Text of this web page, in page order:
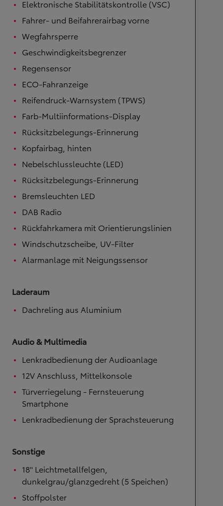
Elektronische Stabilitätskontrolle (VSC)
Fahrer- und Beifahrerairbag vorne
Wegfahrsperre
Geschwindigkeitsbegrenzer
Regensensor
ECO-Fahranzeige
Reifendruck-Warnsystem (TPWS)
Farb-Multiinformations-Display
Rücksitzbelegungs-Erinnerung
Kopfairbag, hinten
Nebelschlussleuchte (LED)
Rücksitzbelegungs-Erinnerung
Bremsleuchten LED
DAB Radio
Rückfahrkamera mit Orientierungslinien
Windschutzscheibe, UV-Filter
Alarmanlage mit Neigungssensor
Laderaum
Dachreling aus Aluminium
Audio & Multimedia
Lenkradbedienung der Audioanlage
12V Anschluss, Mittelkonsole
Türverriegelung - Fernsteuerung
Smartphone
Lenkradbedienung der Sprachsteuerung
Sonstige
18'' Leichtmetallfelgen,
dunkelgrau/glanzgedreht (5 Speichen)
Stoffpolster